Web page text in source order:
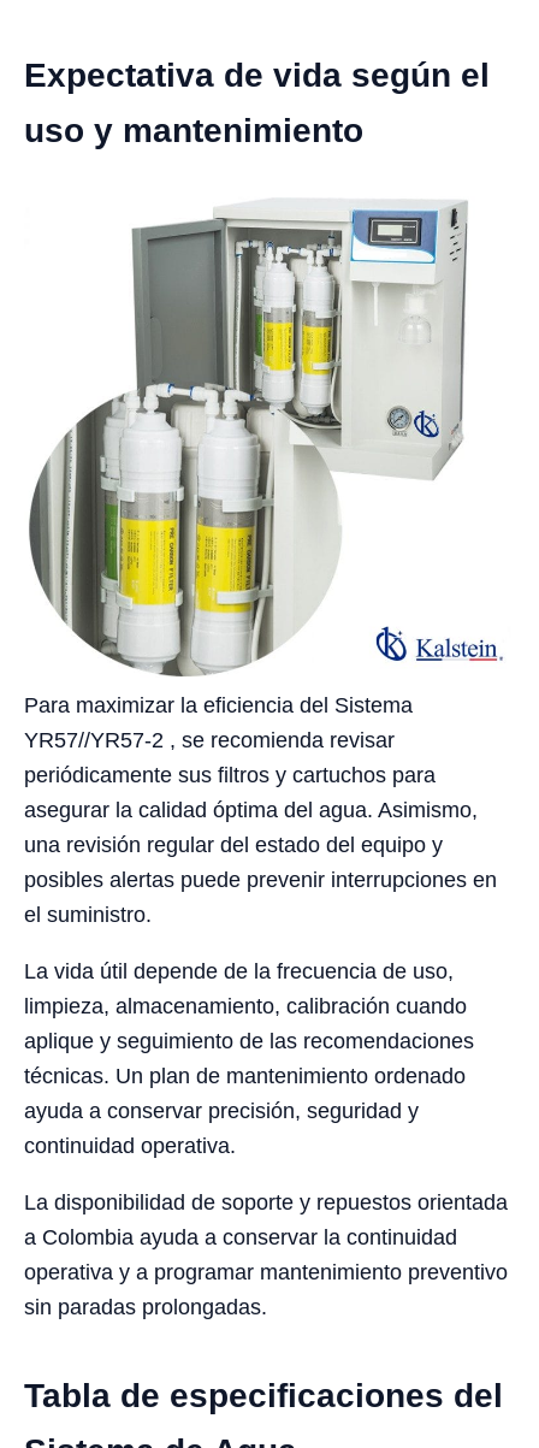
Expectativa de vida según el
uso y mantenimiento
Para maximizar la eficiencia del Sistema
YR57//YR57-2 , se recomienda revisar
periódicamente sus filtros y cartuchos para
asegurar la calidad óptima del agua. Asimismo,
una revisión regular del estado del equipo y
posibles alertas puede prevenir interrupciones en
el suministro.
La vida útil depende de la frecuencia de uso,
limpieza, almacenamiento, calibración cuando
aplique y seguimiento de las recomendaciones
técnicas. Un plan de mantenimiento ordenado
ayuda a conservar precisión, seguridad y
continuidad operativa.
La disponibilidad de soporte y repuestos orientada
a Colombia ayuda a conservar la continuidad
operativa y a programar mantenimiento preventivo
sin paradas prolongadas.
Tabla de especificaciones del